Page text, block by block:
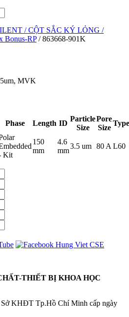
/ CỘT SẮC KÝ LỎNG /
Bonus-RP/ 863668-901K
MVK
Phase Length ID
Particle
Size
Pore
Size
Type
Kit
150
mm
4.6
mm
3.5 um 80 AL60
THIẾT BỊ KHOA HỌC
KHĐT Tp.Hồ Chí Minh cấp ngày